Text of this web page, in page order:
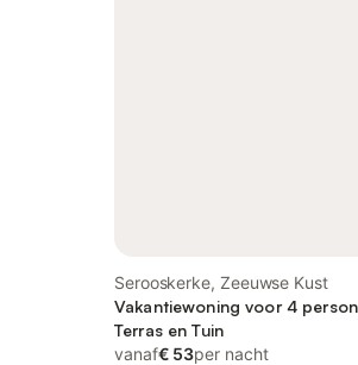
Serooskerke, Zeeuwse Kust
Vakantiewoning voor 4
Terras en Tuin
vanaf€ 53per nacht